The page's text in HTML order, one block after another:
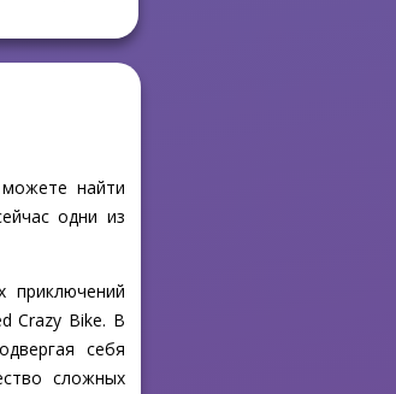
найти
одни из
приключений
Crazy Bike. В
себя
сложных